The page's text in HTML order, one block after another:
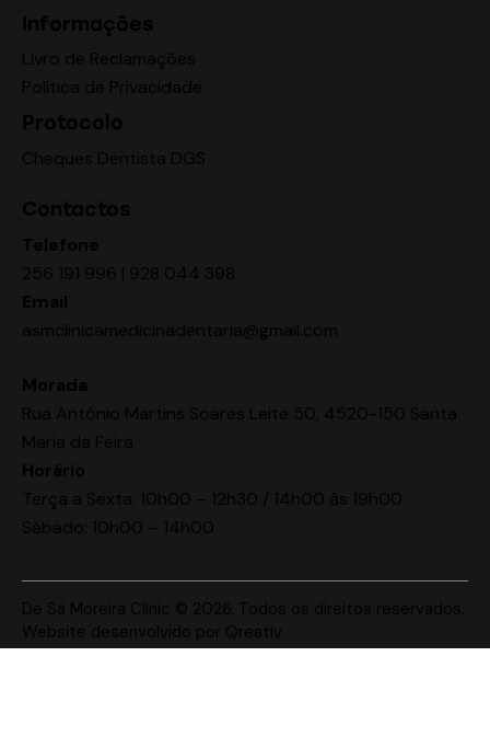
Informações
Livro de Reclamações
Política de Privacidade
Protocolo
Cheques Dentista DGS
Contactos
Telefone
256 191 996 | 928 044 398
Email
asmclinicamedicinadentaria@gmail.com
Morada
Rua António Martins Soares Leite 50, 4520-150 Santa
Maria da Feira
Horário
Terça a Sexta: 10h00 – 12h30 / 14h00 às 19h00
Sábado: 10h00 – 14h00
De Sá Moreira Clinic © 2026. Todos os direitos reservados.
Website desenvolvido por Qreativ